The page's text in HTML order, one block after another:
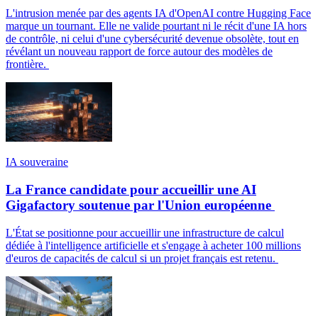
L'intrusion menée par des agents IA d'OpenAI contre Hugging Face
marque un tournant. Elle ne valide pourtant ni le récit d'une IA hors
de contrôle, ni celui d'une cybersécurité devenue obsolète, tout en
révélant un nouveau rapport de force autour des modèles de
frontière.
IA souveraine
La France candidate pour accueillir une AI
Gigafactory soutenue par l'Union européenne
L'État se positionne pour accueillir une infrastructure de calcul
dédiée à l'intelligence artificielle et s'engage à acheter 100 millions
d'euros de capacités de calcul si un projet français est retenu.